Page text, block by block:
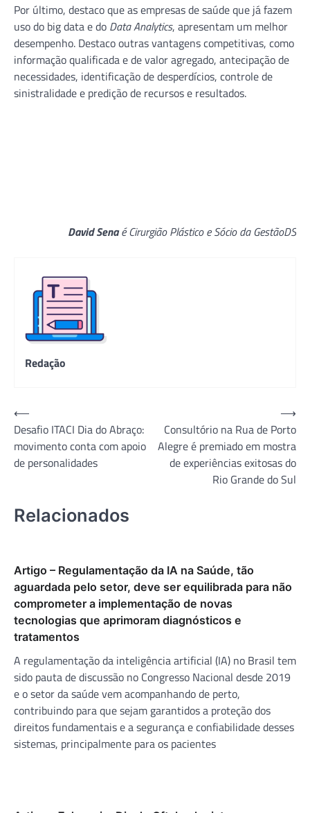
Por último, destaco que as empresas de saúde que já fazem
uso do big data e do Data Analytics, apresentam um melhor
desempenho. Destaco outras vantagens competitivas, como
informação qualificada e de valor agregado, antecipação de
necessidades, identificação de desperdícios, controle de
sinistralidade e predição de recursos e resultados.
David Senaé Cirurgião Plástico e Sócio da GestãoDS
Redação
Navegação
de
Post
⟵
Desafio ITACI Dia do Abraço:
movimento conta com apoio
de personalidades
Consultório na Rua de Porto
Alegre é premiado em mostra
de experiências exitosas do
Rio Grande do Sul
⟶
Relacionados
Artigo – Regulamentação da IA na Saúde, tão
aguardada pelo setor, deve ser equilibrada para não
comprometer a implementação de novas
tecnologias que aprimoram diagnósticos e
tratamentos
A regulamentação da inteligência artificial (IA) no Brasil tem
sido pauta de discussão no Congresso Nacional desde 2019
e o setor da saúde vem acompanhando de perto,
contribuindo para que sejam garantidos a proteção dos
direitos fundamentais e a segurança e confiabilidade desses
sistemas, principalmente para os pacientes